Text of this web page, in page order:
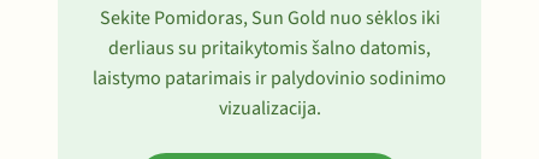
Sekite Pomidoras, Sun Gold nuo sėklos iki
derliaus su pritaikytomis šalno datomis,
laistymo patarimais ir palydovinio sodinimo
vizualizacija.